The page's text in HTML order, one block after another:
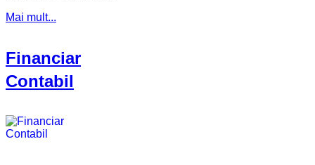
Mai mult...
Financiar
Contabil